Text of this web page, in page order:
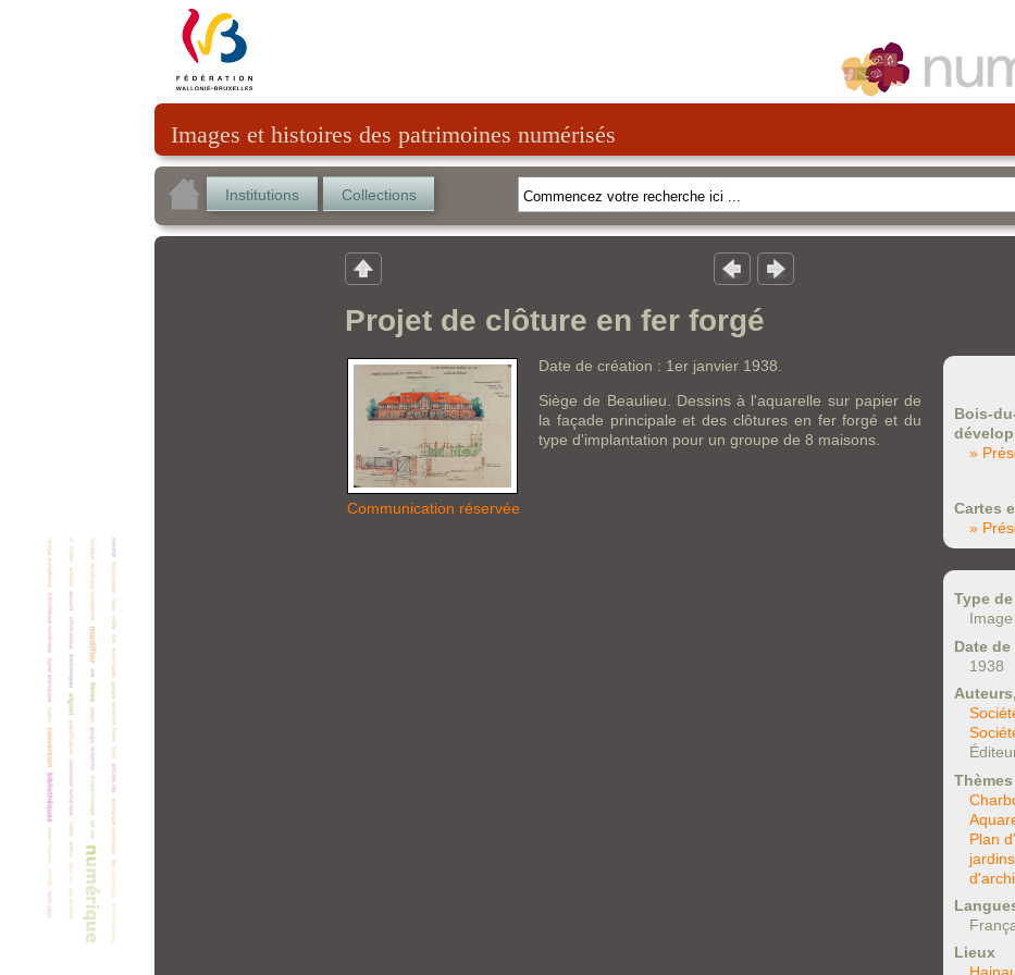
Images et histoires des patrimoines numérisés
Institutions Collections
Projet de clôture en fer forgé
Communication réservée
Date de création : 1er janvier 1938.
Siège de Beaulieu. Dessins à l'aquarelle sur papier de
la façade principale et des clôtures en fer forgé et du
type d'implantation pour un groupe de 8 maisons.
Bois-
»
Cartes
»
Type
Date
1938
Thèmes
Plan
jardins
Lieux